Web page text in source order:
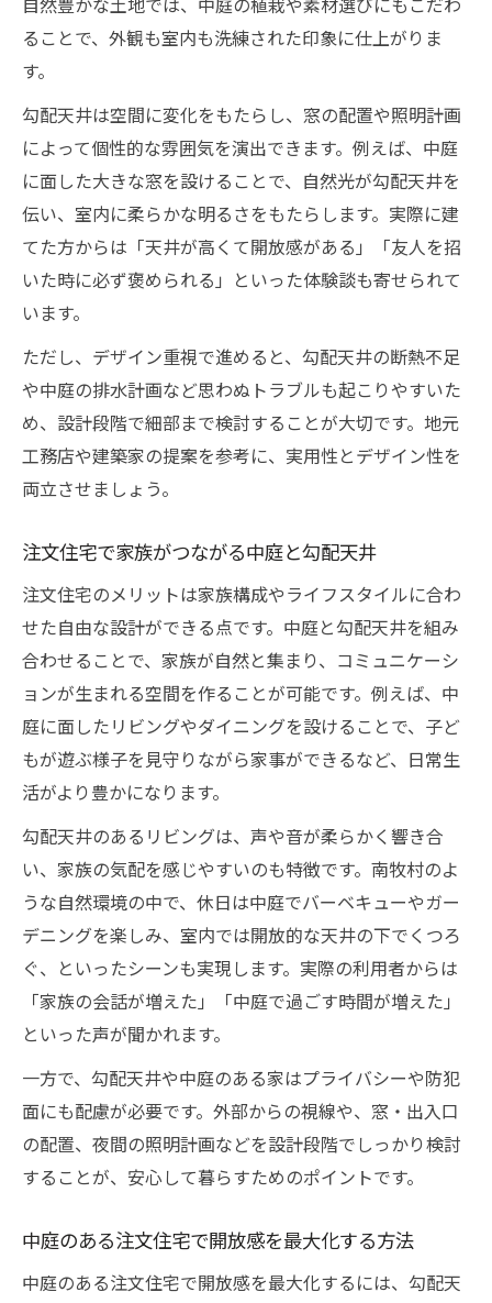
ることで、外観も室内も洗練された印象に仕上がりま
す。
勾配天井は空間に変化をもたらし、窓の配置や照明計画
によって個性的な雰囲気を演出できます。例えば、中庭
に面した大きな窓を設けることで、自然光が勾配天井を
伝い、室内に柔らかな明るさをもたらします。実際に建
てた方からは「天井が高くて開放感がある」「友人を招
いた時に必ず褒められる」といった体験談も寄せられて
います。
ただし、デザイン重視で進めると、勾配天井の断熱不足
や中庭の排水計画など思わぬトラブルも起こりやすいた
め、設計段階で細部まで検討することが大切です。地元
工務店や建築家の提案を参考に、実用性とデザイン性を
両立させましょう。
注文住宅で家族がつながる中庭と勾配天井
注文住宅のメリットは家族構成やライフスタイルに合わ
せた自由な設計ができる点です。中庭と勾配天井を組み
合わせることで、家族が自然と集まり、コミュニケーシ
ョンが生まれる空間を作ることが可能です。例えば、中
庭に面したリビングやダイニングを設けることで、子ど
もが遊ぶ様子を見守りながら家事ができるなど、日常生
活がより豊かになります。
勾配天井のあるリビングは、声や音が柔らかく響き合
い、家族の気配を感じやすいのも特徴です。南牧村のよ
うな自然環境の中で、休日は中庭でバーベキューやガー
デニングを楽しみ、室内では開放的な天井の下でくつろ
ぐ、といったシーンも実現します。実際の利用者からは
「家族の会話が増えた」「中庭で過ごす時間が増えた」
といった声が聞かれます。
一方で、勾配天井や中庭のある家はプライバシーや防犯
面にも配慮が必要です。外部からの視線や、窓・出入口
の配置、夜間の照明計画などを設計段階でしっかり検討
することが、安心して暮らすためのポイントです。
中庭のある注文住宅で開放感を最大化する方法
中庭のある注文住宅で開放感を最大化するには、勾配天